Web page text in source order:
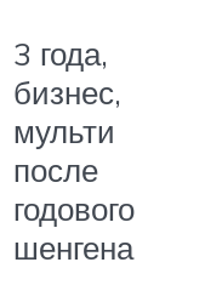
3 года,
бизнес,
мульти
после
годового
шенгена